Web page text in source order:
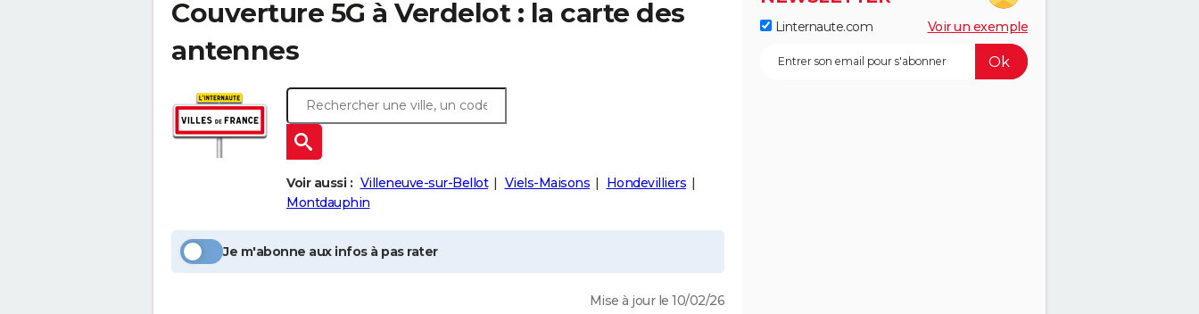
Couverture 5G à Verdelot: la carte des
antennes
Voir aussi : Villeneuve-sur-Bellot Viels-Maisons
Hondevilliers
Montdauphin
Je m'abonne aux infos à pas rater
Mise à jour le 10/02/26
Linternaute.com Voir un exemple